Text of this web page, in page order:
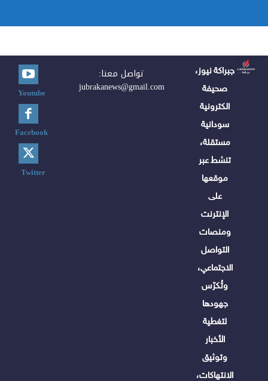
جبراكة نيوز،
صحيفة
الكترونية
سودانية
مستقلة،
تنشط عبر
موقعها
على
الإنترنت
ومنصات
التواصل
الاجتماعي،
وتُكرّس
جهودها
لتغطية
الأخبار
وتوثيق
الانتهاكات،
تواصل معنا:
jubrakanews@gmail.com
Youtube
Facebook
Twitter